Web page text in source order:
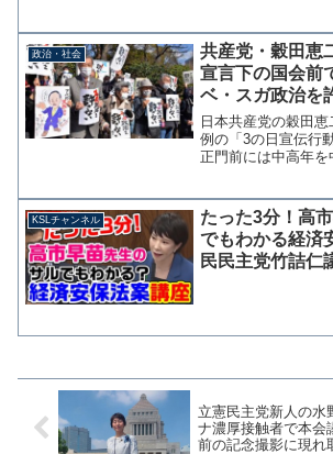
心な支持者からも
る。 地方選におい
政治・社会
共産党・穀田恵
宣言下の国会前
ベ・スガ政治を
総理」
日本共産党の穀田
例の「3の日宣伝行
正門前には中高年
た。 緊急事態宣言
国会議員の無責任
KSLチャンネル
たった3分！高
でもわかる経済
民民主党竹詰仁
立憲民主党新人の水
ナ濃厚接触者で本
前の記念撮影に現れ